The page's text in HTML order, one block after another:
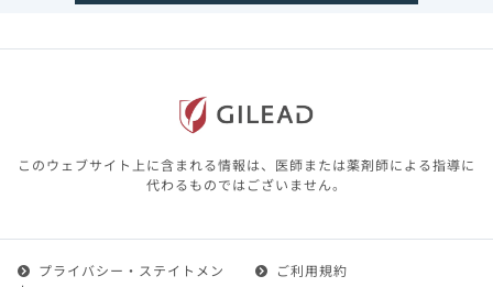
このウェブサイト上に含まれる情報は、医師または薬剤師による指導に
代わるものではございません。
プライバシー・ステイトメン
ご利用規約